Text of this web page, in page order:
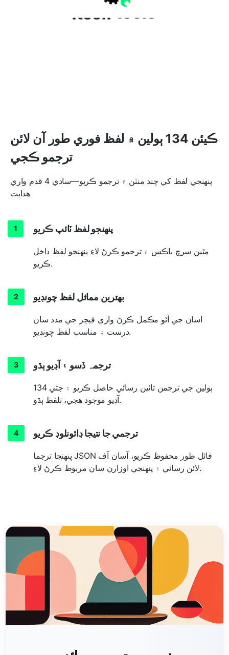
ڪيئن 134 ٻولين ۾ لفظ فوري طور آن لائن
ترجمو ڪجي
پنھنجي لفظ کي چند منٽن ۾ ترجمو ڪريو—سادي 4 قدم واري
هدايت
پنھنجو لفظ ٽائپ ڪريو
مٿين سرچ باڪس ۾ ترجمو ڪرڻ لاءِ پنهنجو لفظ داخل
ڪريو.
بھترين مماثل لفظ چونڊيو
اسان جي آٽو مڪمل ڪرڻ واري فيچر جي مدد سان
درست ۽ مناسب لفظ چونڊيو.
ترجمہ ڏسو ۽ آڊيو ٻڌو
134 ٻولين جي ترجمن تائين رسائي حاصل ڪريو ۽ جتي
آڊيو موجود هجي، تلفظ ٻڌو.
ترجمي جا نتيجا ڊائونلوڊ ڪريو
پنهنجا ترجما JSON فائل طور محفوظ ڪريو، آسان آف
لائن رسائي ۽ پنهنجي اوزارن سان مربوط ڪرڻ لاءِ.